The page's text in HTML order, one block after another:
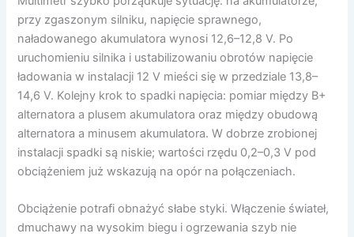
przy zgaszonym silniku, napięcie sprawnego,
naładowanego akumulatora wynosi 12,6–12,8 V. Po
uruchomieniu silnika i ustabilizowaniu obrotów napięcie
ładowania w instalacji 12 V mieści się w przedziale 13,8–
14,6 V. Kolejny krok to spadki napięcia: pomiar między B+
alternatora a plusem akumulatora oraz między obudową
alternatora a minusem akumulatora. W dobrze zrobionej
instalacji spadki są niskie; wartości rzędu 0,2–0,3 V pod
obciążeniem już wskazują na opór na połączeniach.
Obciążenie potrafi obnażyć słabe styki. Włączenie świateł,
dmuchawy na wysokim biegu i ogrzewania szyb nie